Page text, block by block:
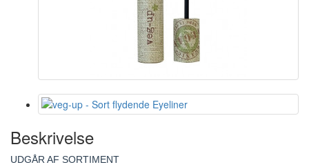
Beskrivelse
UDGÅR AF SORTIMENT